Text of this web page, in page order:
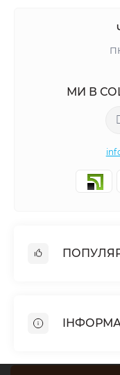
МИ В
Гардеробне
Плитні матеріали
Політика